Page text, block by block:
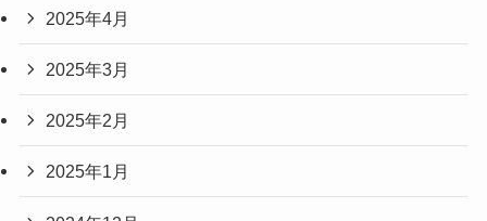
2025年4月
2025年3月
2025年2月
2025年1月